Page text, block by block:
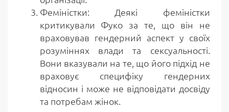
Феміністки: Деякі феміністки
критикували Фуко за те, що він не
враховував гендерний аспект у своїх
розуміннях влади та сексуальності.
Вони вказували на те, що його підхід не
враховує специфіку гендерних
відносин і може не відповідати досвіду
та потребам жінок.